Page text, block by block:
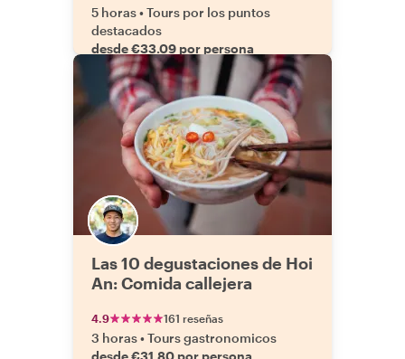
5 horas•Tours por los puntos
destacados
desde €33.09 por persona
Las 10 degustaciones de Hoi
An: Comida callejera
4.9 161 reseñas
3 horas•Tours gastronomicos
desde €31.80 por persona